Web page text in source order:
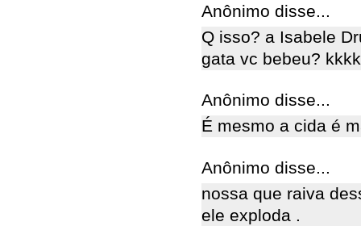
Anônimo disse...
Q isso? a Isabele
gata vc bebeu? kkkk
Anônimo disse...
É mesmo a cida é
Anônimo disse...
nossa que raiva
ele exploda .